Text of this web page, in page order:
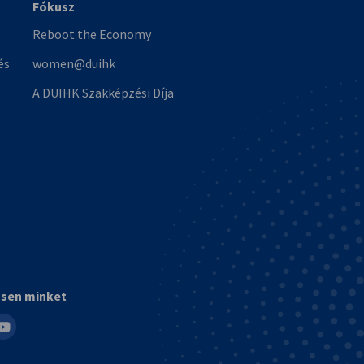
Fókusz
Reboot the Economy
women@duihk
A DUIHK Szakképzési Díja
minket